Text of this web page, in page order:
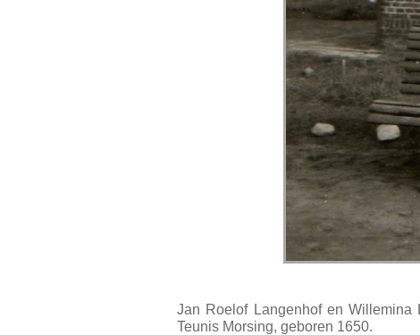
Jan Roelof Langenhof en Willemina
Teunis Morsing, geboren 1650.